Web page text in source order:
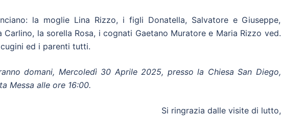
la moglie Lina Rizzo, i figli Donatella, Salvatore e Giuseppe,
Carlino, la sorella Rosa, i cognati Gaetano Muratore e Maria Rizzo ved.
ed i parenti tutti.
domani, Mercoledì 30 Aprile 2025, presso la Chiesa San Diego,
Messa alle ore 16:00.
Si ringrazia dalle visite di lutto,